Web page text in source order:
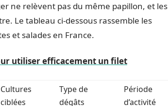
ne relèvent pas du même papillon, et les
Le tableau ci-dessous rassemble les
et salades en France.
utiliser efficacement un filet
Cultures
ciblées
Type de
dégâts
Période
d’activité